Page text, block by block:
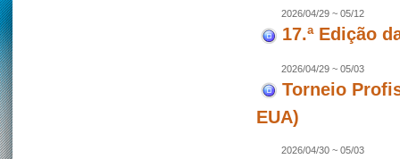
2026/04/29 ~ 05/12
17.ª Edição
2026/04/29 ~ 05/03
Torneio
EUA)
2026/04/30 ~ 05/03